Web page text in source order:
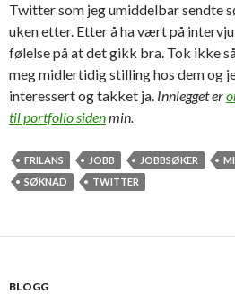
Twitter som jeg umiddelbar sendte
uken etter. Etter å ha vært på
følelse på at det gikk bra. Tok ikke
meg midlertidig stilling hos dem og
interessert og takket ja. Innlegget er
til portfolio sidenmin.
FRILANS JOBB JOBBSØKER
SØKNAD
TWITTER
BLOGG